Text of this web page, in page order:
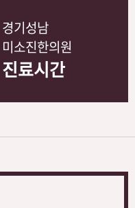
경기성남
미소진한의원
진료시간